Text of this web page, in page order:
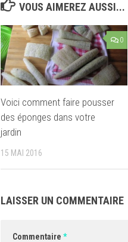
VOUS AIMEREZ AUSSI...
0
Voici comment faire pousser
des éponges dans votre
jardin
15 MAI 2016
LAISSER UN COMMENTAIRE
Commentaire *